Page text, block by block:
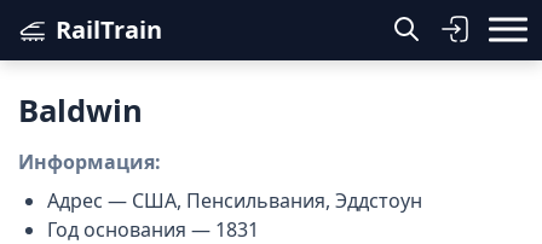
RailTrain
Baldwin
Информация:
Адрес — США, Пенсильвания, Эддстоун
Год основания — 1831